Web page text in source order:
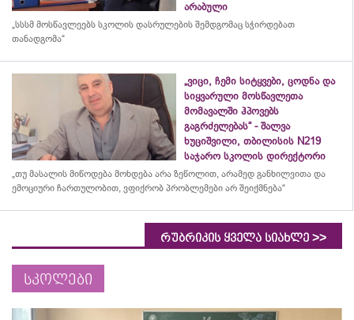
არაბული
„სსსმ მოსწავლეებს სკოლის დასრულების შემდგომაც სჭირდებათ
თანადგომა“
„ვიცი, ჩემი სიტყვები, ცოდნა და
სიყვარული მოსწავლეთა
მომავალში ჰპოვებს
გაგრძელებას“ - შალვა
ხუციშვილი, თბილისის N219
საჯარო სკოლის დირექტორი
„თუ მასალის მიწოდება მოხდება არა ზეწოლით, არამედ განხილვითა და
ემოციური ჩართულობით, ვფიქრობ პრობლემები არ შეიქმნება“
რუბრიკის ყველა სიახლე >>
სკოლები